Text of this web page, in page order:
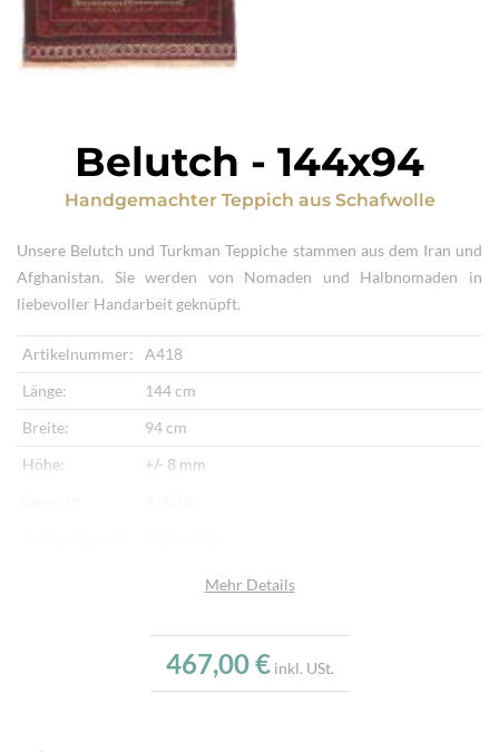
Belutch - 144x94
Handgemachter Teppich aus Schafwolle
Unsere Belutch und Turkman Teppiche stammen aus dem Iran und
Afghanistan. Sie werden von Nomaden und Halbnomaden in
liebevoller Handarbeit geknüpft.
Artikelnummer:
A418
Länge:
144 cm
Breite:
94 cm
Höhe:
+/- 8 mm
190.000/m²
Mehr Details
467,00 € inkl. USt.